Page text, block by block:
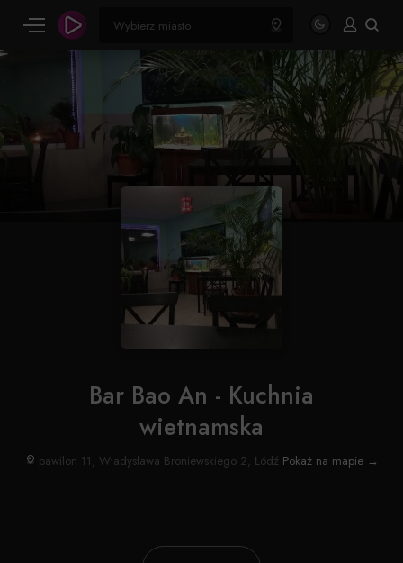
Bar Bao An - Kuchnia
wietnamska
pawilon 11, Władysława Broniewskiego 2, Łódź Pokaż na mapie →